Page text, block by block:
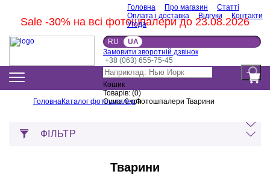
Sale -30% на всі фотошпалери до 23.08.2026
Головна Про магазин
Статті
Оплата і доставка
Відгуки
Контакти
Угода
RU
UA
Замовити зворотній дзвінок
+38 (063) 655-75-45
Кошик
Товарів: (0)
Сума: 0грн
ГоловнаКаталог фотошпалерФотошпалери Тварини
ФІЛЬТР
Тварини